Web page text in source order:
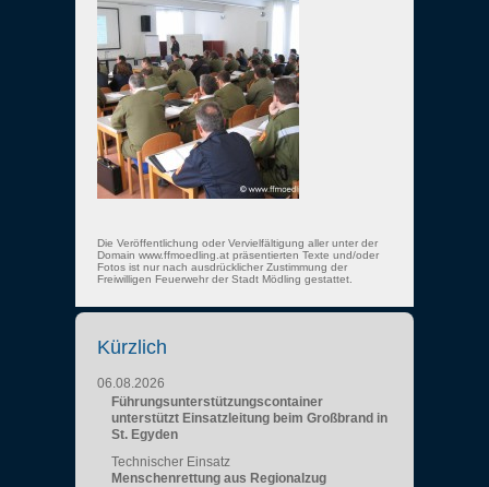
Die Veröffentlichung oder Vervielfältigung aller unter der
Domain www.ffmoedling.at präsentierten Texte und/oder
Fotos ist nur nach ausdrücklicher Zustimmung der
Freiwilligen Feuerwehr der Stadt Mödling gestattet.
Kürzlich
06.08.2026
Führungsunterstützungscontainer
unterstützt Einsatzleitung beim Großbrand in
St. Egyden
Technischer Einsatz
Menschenrettung aus Regionalzug